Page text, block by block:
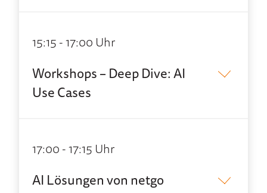
15:15 - 17:00 Uhr
Workshops – Deep Dive: AI
Use Cases
17:00 - 17:15 Uhr
AI Lösungen von netgo